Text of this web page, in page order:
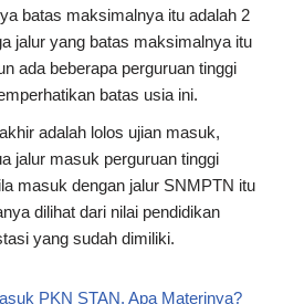
batas maksimalnya itu adalah 2
jalur yang batas maksimalnya itu
ada beberapa perguruan tinggi
batas usia ini.
adalah lolos ujian masuk,
jalur masuk perguruan tinggi
masuk dengan jalur SNMPTN itu
dilihat dari nilai pendidikan
yang sudah dimiliki.
PKN STAN, Apa Materinya?